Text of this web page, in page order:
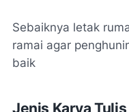
Sebaiknya letak
ramai agar
baik
Jenis Karya